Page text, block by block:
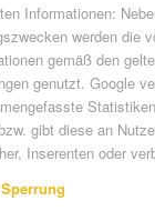
Informationen:
werden die
gemäß den
genutzt. Google
gibt diese an
Inserenten oder